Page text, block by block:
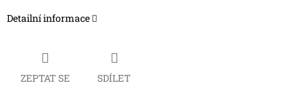
Detailní informace
ZEPTAT SE SDÍLET